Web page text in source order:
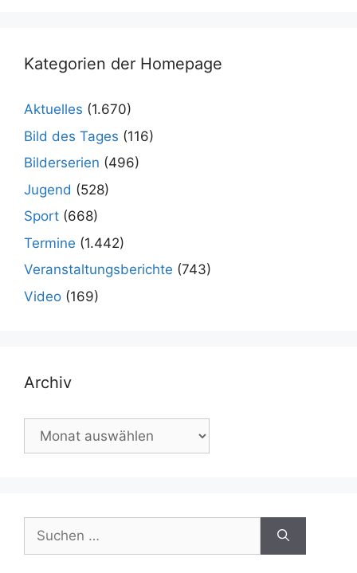
Kategorien der Homepage
Aktuelles (1.670)
Bild des Tages (116)
Bilderserien (496)
Jugend (528)
Sport (668)
Termine (1.442)
Veranstaltungsberichte (743)
Video (169)
Archiv
Archiv
nach: